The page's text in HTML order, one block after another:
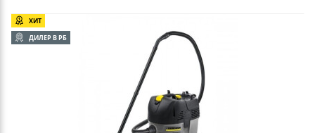
ХИТ
ДИЛЕР В РБ